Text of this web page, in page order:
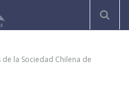
la Sociedad Chilena de